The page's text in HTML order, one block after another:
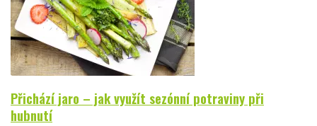
Přichází jaro – jak využít sezónní potraviny při
hubnutí